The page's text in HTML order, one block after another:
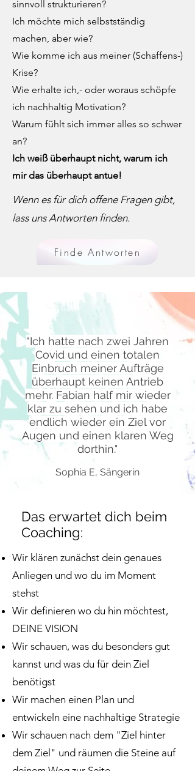
sinnvoll strukturieren?
Ich möchte mich selbstständig
machen, aber wie?
Wie komme ich aus meiner (Schaffens-)
Krise?
Wie erhalte ich,- oder woraus schöpfe
ich nachhaltig Motivation?
Warum fühlt sich immer alles so schwer
an?
Ich weiß überhaupt nicht, warum ich
mir das überhaupt antue!
Wenn es für dich offene Fragen gibt,
lass uns Antworten finden.
Finde Antworten
Was andere Sagen
“Ich hatte nach zwei Jahren
Covid und einen totalen
Einbruch meiner Aufträge
überhaupt keinen Antrieb
mehr. Fabian half mir wieder
klar zu sehen und ich habe
endlich wieder ein Ziel vor
Augen und einen klaren Weg
dorthin."
Sophia E, Sängerin
Das erwartet dich beim
Coaching:
Wir klären zunächst dein genaues
Anliegen und wo du im Moment
stehst
Wir definieren wo du hin möchtest,
DEINE VISION
Wir schauen, was du besonders gut
kannst und was du für dein Ziel
benötigst
Wir machen einen Plan und
entwickeln eine nachhaltige Strategie
Wir schauen nach dem "Ziel hinter
dem Ziel" und räumen die Steine auf